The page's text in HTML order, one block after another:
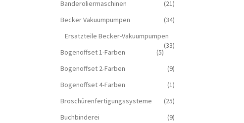
Banderoliermaschinen
(21)
Becker Vakuumpumpen
(34)
Ersatzteile Becker-Vakuumpumpen
(33)
Bogenoffset 1-Farben
(5)
Bogenoffset 2-Farben
(9)
Bogenoffset 4-Farben
(1)
Broschürenfertigungssysteme
(25)
Buchbinderei
(9)